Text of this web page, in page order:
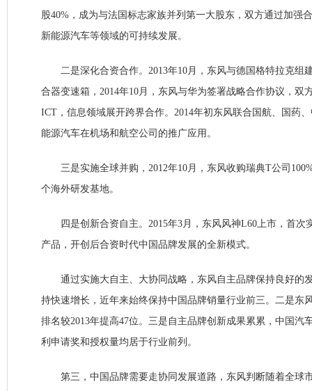
股40%，成为与法国标志家族并列第一大股东，双方通过加强
新能源汽车等领域的可持续发展。
二是深化合资合作。2013年10月，东风与德国格特拉克组
合器变速箱，2014年10月，东风与华为签署战略合作协议，双
ICT，信息领域展开跨界合作。2014年初东风联合国航、国药
能源汽车在机场和航空公司的推广应用。
三是实施全球并购，2012年10月，东风收购瑞典T公司
个海外研发基地。
四是创新合资自主。2015年3月，东风风神L60上市，首次
产品，开创后合资时代中国品牌发展的全新模式。
通过实施大自主、大协同战略，东风自主品牌保持良好的
持快速增长，近年来始终保持中国品牌销量行业前三。二是东
排名较2013年提高47位。三是自主品牌创新成果累累，中国汽
利申请奖和授权量均居于行业前列。
第三，中国品牌需要走协同发展道路，东风判断随着全球